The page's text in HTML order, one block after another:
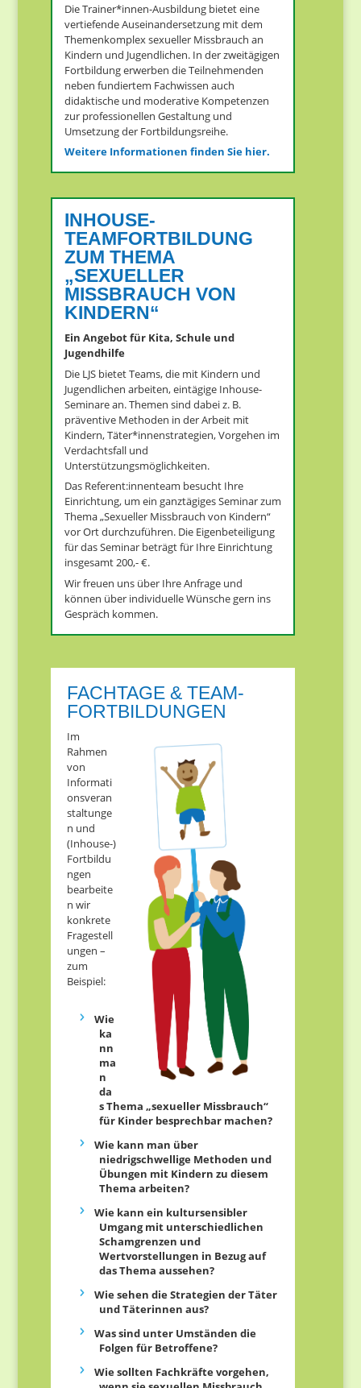
Die Trainer*innen-Ausbildung bietet eine
vertiefende Auseinandersetzung mit dem
Themenkomplex sexueller Missbrauch an
Kindern und Jugendlichen. In der zweitägigen
Fortbildung erwerben die Teilnehmenden
neben fundiertem Fachwissen auch
didaktische und moderative Kompetenzen
zur professionellen Gestaltung und
Umsetzung der Fortbildungsreihe.
Weitere Informationen finden Sie hier.
INHOUSE-
TEAMFORTBILDUNG
ZUM THEMA
„SEXUELLER
MISSBRAUCH VON
KINDERN“
Ein Angebot für Kita, Schule und
Jugendhilfe
Die LJS bietet Teams, die mit Kindern und
Jugendlichen arbeiten, eintägige Inhouse-
Seminare an. Themen sind dabei z. B.
präventive Methoden in der Arbeit mit
Kindern, Täter*innenstrategien, Vorgehen im
Verdachtsfall und
Unterstützungsmöglichkeiten.
Das Referent:innenteam besucht Ihre
Einrichtung, um ein ganztägiges Seminar zum
Thema „Sexueller Missbrauch von Kindern“
vor Ort durchzuführen. Die Eigenbeteiligung
für das Seminar beträgt für Ihre Einrichtung
insgesamt 200,- €.
Wir freuen uns über Ihre Anfrage und
können über individuelle Wünsche gern ins
Gespräch kommen.
FACHTAGE & TEAM-
FORTBILDUNGEN
Im
Rahmen
von
Informati
onsveran
staltunge
n und
(Inhouse-)
Fortbildu
ngen
bearbeite
n wir
konkrete
Fragestell
ungen –
zum
Beispiel​:
Wie
ka
nn
ma
n
da
s Thema „sexueller Missbrauch“
für Kinder besprechbar machen?
Wie kann man über
niedrigschwellige Methoden und
Übungen mit Kindern zu diesem
Thema arbeiten?
Wie kann ein kultursensibler
Umgang mit unterschiedlichen
Schamgrenzen und
Wertvorstellungen in Bezug auf
das Thema aussehen?
Wie sehen die Strategien der Täter
und Täterinnen aus?
Was sind unter Umständen die
Folgen für Betroffene?
Wie sollten Fachkräfte vorgehen,